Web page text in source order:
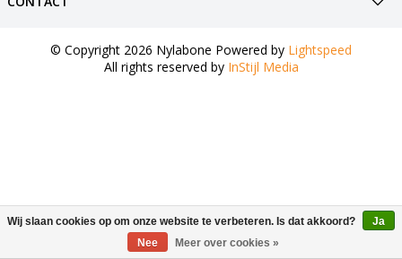
© Copyright 2026 Nylabone Powered by Lightspeed
All rights reserved by InStijl Media
Wij slaan cookies op om onze website te verbeteren. Is dat akkoord?
Ja
Nee
Meer over cookies »